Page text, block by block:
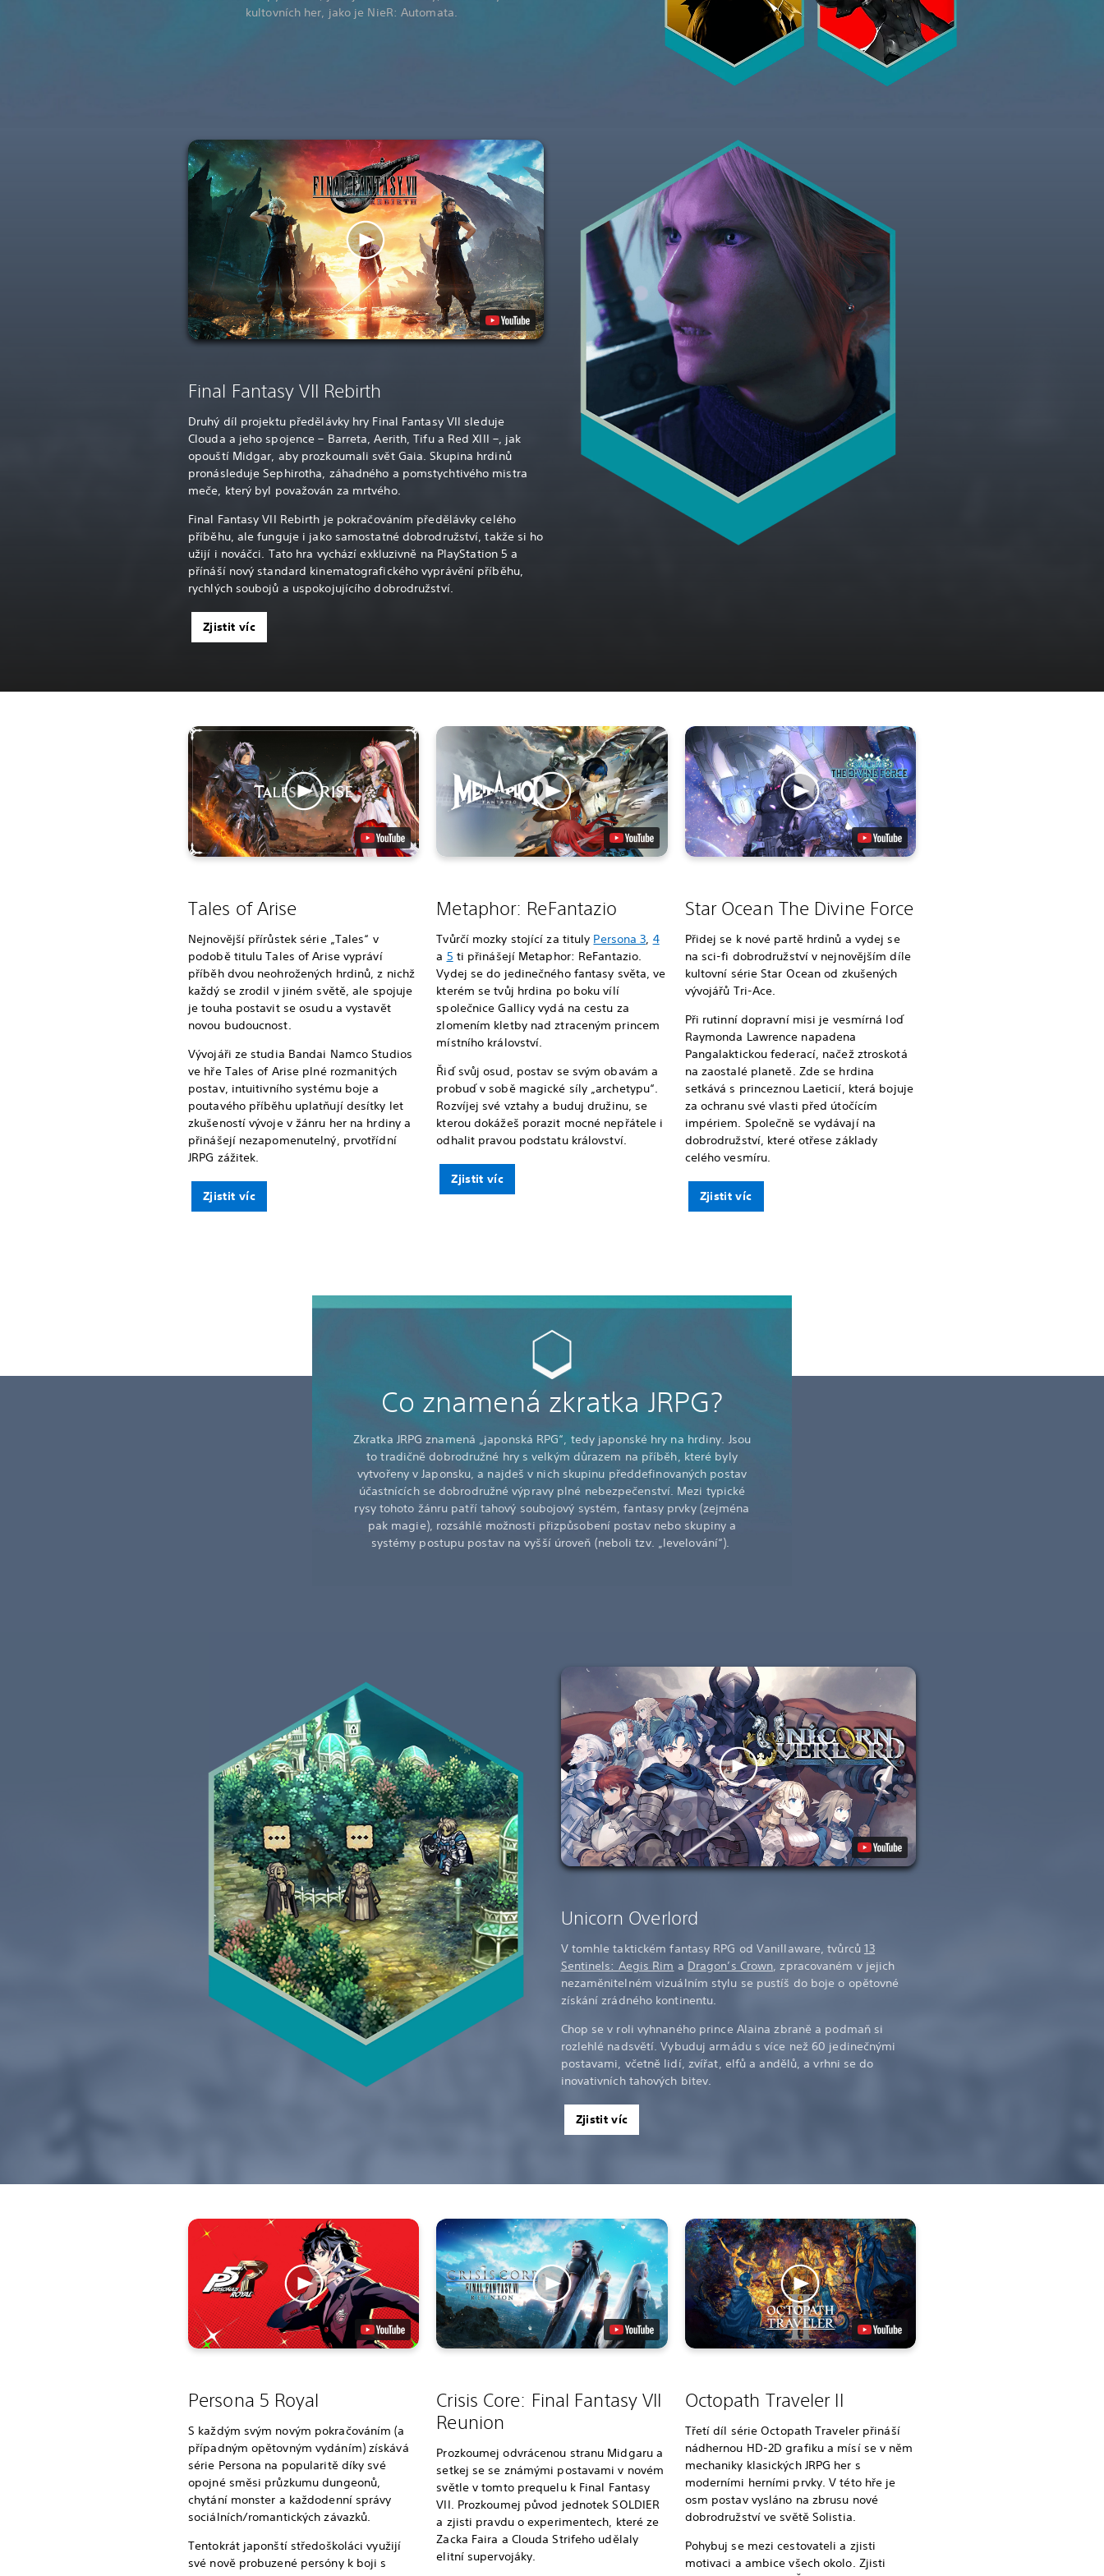
kultovních her, jako je NieR: Automata.
Final Fantasy VII Rebirth
Druhý díl projektu předělávky hry Final Fantasy VII sleduje
Clouda a jeho spojence – Barreta, Aerith, Tifu a Red XIII –, jak
opouští Midgar, aby prozkoumali svět Gaia. Skupina hrdinů
pronásleduje Sephirotha, záhadného a pomstychtivého mistra
meče, který byl považován za mrtvého.
Final Fantasy VII Rebirth je pokračováním předělávky celého
příběhu, ale funguje i jako samostatné dobrodružství, takže si ho
užijí i nováčci. Tato hra vychází exkluzivně na PlayStation 5 a
přínáší nový standard kinematografického vyprávění příběhu,
rychlých soubojů a uspokojujícího dobrodružství.
Zjistit víc
Tales of Arise
Nejnovější přírůstek série „Tales“ v
podobě titulu Tales of Arise vypráví
příběh dvou neohrožených hrdinů, z nichž
každý se zrodil v jiném světě, ale spojuje
je touha postavit se osudu a vystavět
novou budoucnost.
Vývojáři ze studia Bandai Namco Studios
ve hře Tales of Arise plné rozmanitých
postav, intuitivního systému boje a
poutavého příběhu uplatňují desítky let
zkušeností vývoje v žánru her na hrdiny a
přinášejí nezapomenutelný, prvotřídní
JRPG zážitek.
Zjistit víc
Metaphor: ReFantazio
Tvůrčí mozky stojící za tituly Persona 3 4
a 5 ti přinášejí Metaphor: ReFantazio.
Vydej se do jedinečného fantasy světa, ve
kterém se tvůj hrdina po boku vílí
společnice Gallicy vydá na cestu za
zlomením kletby nad ztraceným princem
místního království.
Řiď svůj osud, postav se svým obavám a
probuď v sobě magické síly „archetypu“.
Rozvíjej své vztahy a buduj družinu, se
kterou dokážeš porazit mocné nepřátele i
odhalit pravou podstatu království.
Zjistit víc
Star Ocean The Divine Force
Přidej se k nové partě hrdinů a vydej se
na sci-fi dobrodružství v nejnovějším díle
kultovní série Star Ocean od zkušených
vývojářů Tri-Ace.
Při rutinní dopravní misi je vesmírná loď
Raymonda Lawrence napadena
Pangalaktickou federací, načež ztroskotá
na zaostalé planetě. Zde se hrdina
setkává s princeznou Laeticií, která bojuje
za ochranu své vlasti před útočícím
impériem. Společně se vydávají na
dobrodružství, které otřese základy
celého vesmíru.
Zjistit víc
Co znamená zkratka JRPG?
Zkratka JRPG znamená „japonská RPG“, tedy japonské hry na hrdiny. Jsou
to tradičně dobrodružné hry s velkým důrazem na příběh, které byly
vytvořeny v Japonsku, a najdeš v nich skupinu předdefinovaných postav
účastnících se dobrodružné výpravy plné nebezpečenství. Mezi typické
rysy tohoto žánru patří tahový soubojový systém, fantasy prvky (zejména
pak magie), rozsáhlé možnosti přizpůsobení postav nebo skupiny a
systémy postupu postav na vyšší úroveň (neboli tzv. „levelování“).
Unicorn Overlord
V tomhle taktickém fantasy RPG od Vanillaware, tvůrců 13
Sentinels: Aegis Rim a Dragon’s Crown, zpracovaném v jejich
nezaměnitelném vizuálním stylu se pustíš do boje o opětovné
získání zrádného kontinentu.
Chop se v roli vyhnaného prince Alaina zbraně a podmaň si
rozlehlé nadsvětí. Vybuduj armádu s více než 60 jedinečnými
postavami, včetně lidí, zvířat, elfů a andělů, a vrhni se do
inovativních tahových bitev.
Zjistit víc
Persona 5 Royal
S každým svým novým pokračováním (a
případným opětovným vydáním) získává
série Persona na popularitě díky své
opojné směsi průzkumu dungeonů,
chytání monster a každodenní správy
sociálních/romantických závazků.
Tentokrát japonští středoškoláci využijí
své nově probuzené persóny k boji s
Crisis Core: Final Fantasy VII
Reunion
Prozkoumej odvrácenou stranu Midgaru a
setkej se se známými postavami v novém
světle v tomto prequelu k Final Fantasy
VII. Prozkoumej původ jednotek SOLDIER
a zjisti pravdu o experimentech, které ze
Zacka Faira a Clouda Strifeho udělaly
elitní supervojáky.
Octopath Traveler II
Třetí díl série Octopath Traveler přináší
nádhernou HD-2D grafiku a mísí se v něm
mechaniky klasických JRPG her s
moderními herními prvky. V této hře je
osm postav vysláno na zbrusu nové
dobrodružství ve světě Solistia.
Pohybuj se mezi cestovateli a zjisti
motivaci a ambice všech okolo. Zjisti